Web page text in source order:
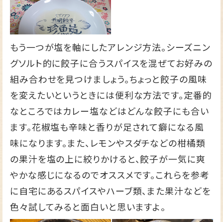
もう一つが塩を軸にしたアレンジ方法。シーズニン
グソルト的に餃子に合うスパイスを混ぜてお好みの
組み合わせを見つけましょう。ちょっと餃子の風味
を変えたいというときには便利な方法です。定番的
なところではカレー塩などはどんな餃子にも合い
ます。花椒塩も辛味と香りが足されて癖になる風
味になります。また、レモンやスダチなどの柑橘類
の果汁を塩の上に絞りかけると、餃子が一気に爽
やかな感じになるのでオススメです。これらを参考
に自宅にあるスパイスやハーブ類、また果汁などを
色々試してみると面白いと思いますよ。